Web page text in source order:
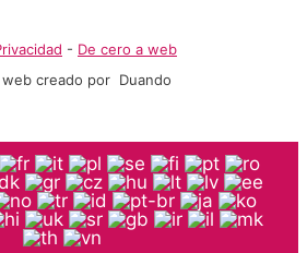
- De cero a web
creado por Duando